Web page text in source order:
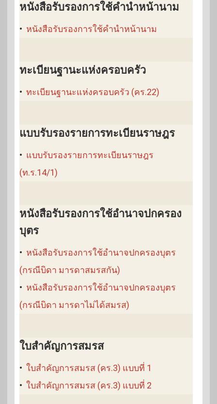
หนังสือรับรองการใช้คำนำหน้านาม
• หนังสือรับรองการใช้คำนำหน้านาม
ทะเบียนฐานะแห่งครอบครัว
• ทะเบียนฐานะแห่งครอบครัว (คร.22)
แบบรับรองรายการทะเบียนราษฎร
• แบบรับรองรายการทะเบียนราษฎร
(ท.ร.14/1)
หนังสือรับรองการใช้อำนาจปกครอง
บุตร
• หนังสือรับรองการใช้อำนาจปกครองบุตร
(กรณีบิดา มารดาสมรสกัน)
• หนังสือรับรองการใช้อำนาจปกครองบุตร
(กรณีบิดา มารดาไม่ได้สมรส)
ใบสำคัญการสมรส
• ใบสำคัญการสมรส (คร.3) แบบที่ 1
• ใบสำคัญการสมรส (คร.3) แบบที่ 2